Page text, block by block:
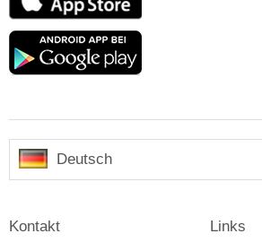
Store
Google
Deutsch
Kontakt Links